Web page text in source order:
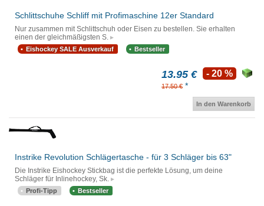
Schlittschuhe Schliff mit Profimaschine 12er Standard
Nur zusammen mit Schlittschuh oder Eisen zu bestellen. Sie erhalten
einen der gleichmäßigsten S.
Eishockey SALE Ausverkauf Bestseller
13.95 €
17.50 € *
- 20 %
In den Warenkorb
Instrike Revolution Schlägertasche - für 3 Schläger bis 63"
Die Instrike Eishockey Stickbag ist die perfekte Lösung, um deine
Schläger für Inlinehockey, Sk.
Profi-Tipp Bestseller